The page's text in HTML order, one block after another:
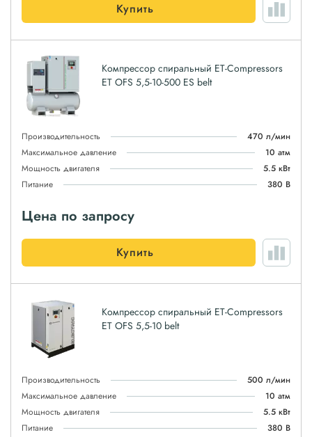
Купить
Компрессор спиральный ET-Compressors
ET OFS 5,5-10-500 ES belt
Производительность
470 л/мин
Максимальное давление
10 атм
Мощность двигателя
5.5 кВт
Питание
380 В
Цена по запросу
Купить
Компрессор спиральный ET-Compressors
ET OFS 5,5-10 belt
Производительность
500 л/мин
Максимальное давление
10 атм
Мощность двигателя
5.5 кВт
Питание
380 В